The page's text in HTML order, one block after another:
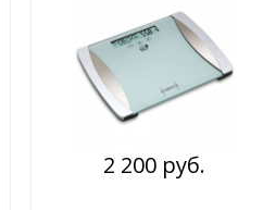
2 200 руб.